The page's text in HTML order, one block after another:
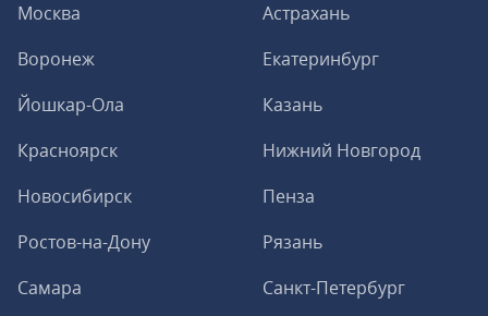
Москва
Астрахань
Воронеж
Екатеринбург
Йошкар-Ола
Казань
Красноярск
Нижний Новгород
Новосибирск
Пенза
Ростов-на-Дону
Рязань
Самара
Санкт-Петербург